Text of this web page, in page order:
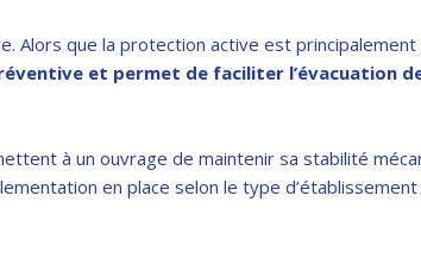
Alors que la protection active est
et permet de faciliter l’évacuation
à un ouvrage de maintenir sa stabilité
en place selon le type d’établissement